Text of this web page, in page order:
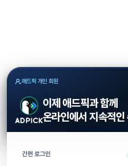
애드픽 개인 회원
이제 애드픽과 함께
온라인에서 지속적
간편 로그인